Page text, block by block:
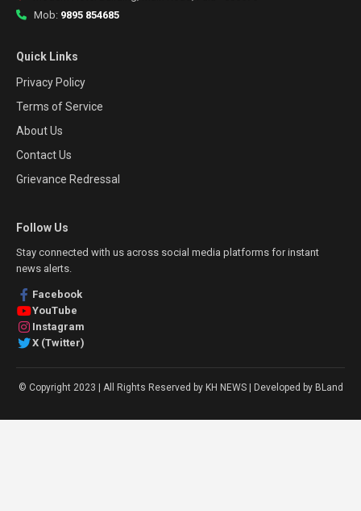
Mob: 9895 854685
Quick Links
Privacy Policy
Terms of Service
About Us
Contact Us
Grievance Redressal
Follow Us
Stay connected with us across social media platforms for instant
news alerts.
Facebook
YouTube
Instagram
X (Twitter)
© Copyright 2023 | All Rights Reserved by KH NEWS | Developed by BLand